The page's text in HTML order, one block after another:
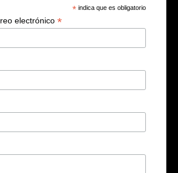
* indica que es obligatorio
electrónico *